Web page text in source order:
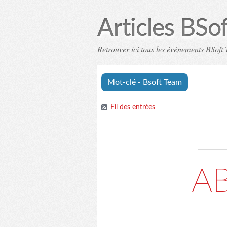
Articles
Retrouver ici tous les évènements
Mot-clé - Bsoft Team
Fil des entrées